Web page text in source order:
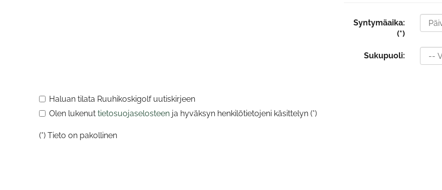
Syntymäaika:
(*)
Sukupuoli:
Haluan tilata Ruuhikoskigolf uutiskirjeen
Olen lukenut tietosuojaselosteen ja hyväksyn henkilötietojeni käsittelyn (*)
(*) Tieto on pakollinen